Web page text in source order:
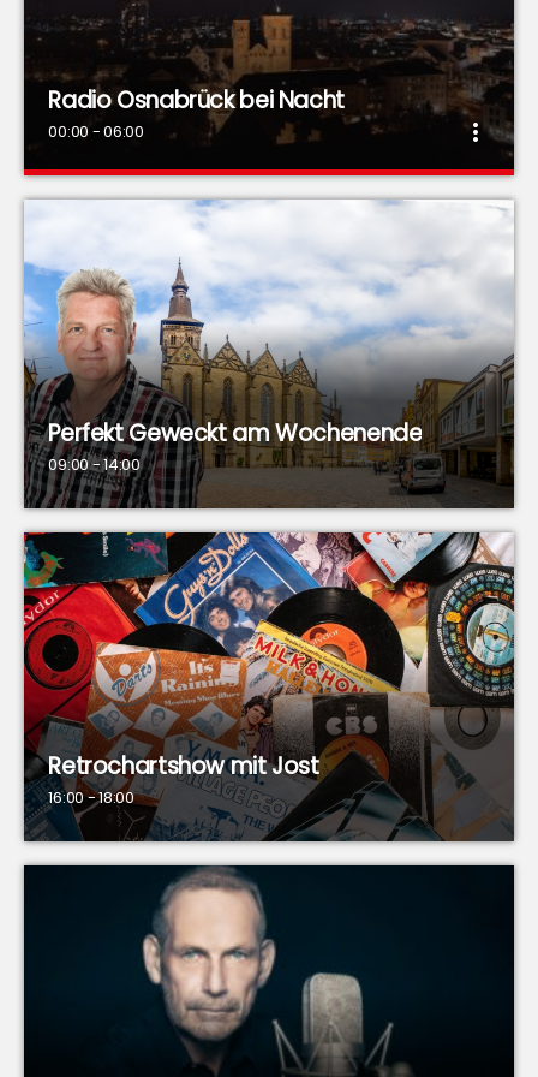
Radio Osnabrück bei Nacht
00:00 - 06:00 more_vert
Radio Osnabrück bei Nacht
Radio Osnabrück begleitet Euch mit der Musik Eures
Lebens durch die Nacht.
close
Perfekt Geweckt am Wochenende
09:00 - 14:00
Retrochartshow mit Jost
16:00 - 18:00